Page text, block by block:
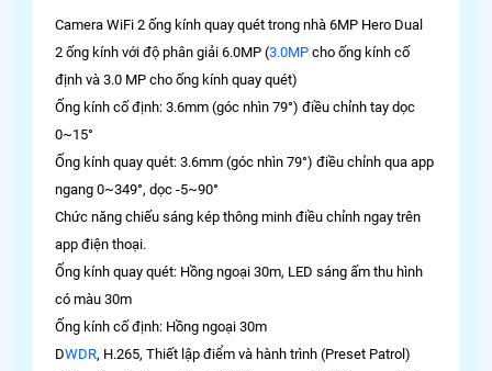
Camera WiFi 2 ống kính quay quét trong nhà 6MP Hero Dual
2 ống kính với độ phân giải 6.0MP (3.0MP cho ống kính cố
định và 3.0 MP cho ống kính quay quét)
Ống kính cố định: 3.6mm (góc nhìn 79°) điều chỉnh tay dọc
0~15°
Ống kính quay quét: 3.6mm (góc nhìn 79°) điều chỉnh qua app
ngang 0~349°, dọc -5~90°
Chức năng chiếu sáng kép thông minh điều chỉnh ngay trên
app điện thoại.
Ống kính quay quét: Hồng ngoại 30m, LED sáng ấm thu hình
có màu 30m
Ống kính cố định: Hồng ngoại 30m
DWDR, H.265, Thiết lập điểm và hành trình (Preset Patrol)